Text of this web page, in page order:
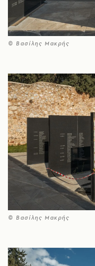
© Βασίλης Μακρής
© Βασίλης Μακρής